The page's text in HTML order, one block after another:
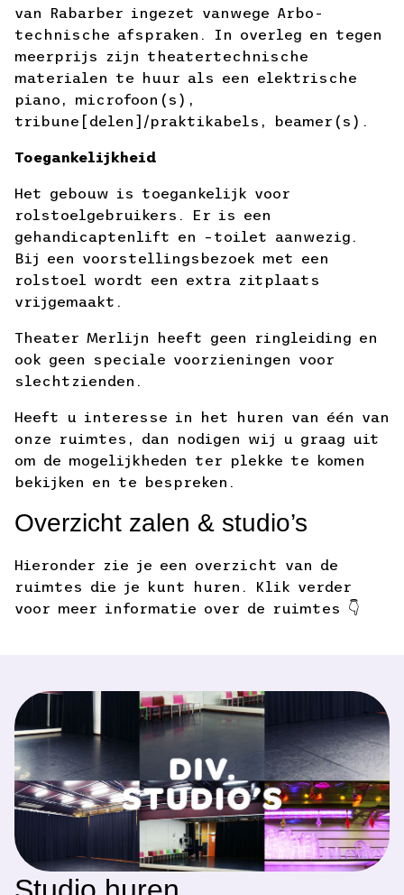
van Rabarber ingezet vanwege Arbo-
technische afspraken. In overleg en tegen
meerprijs zijn theatertechnische
materialen te huur als een elektrische
piano, microfoon(s),
tribune[delen]/praktikabels, beamer(s).
Toegankelijkheid
Het gebouw is toegankelijk voor
rolstoelgebruikers. Er is een
gehandicaptenlift en –toilet aanwezig.
Bij een voorstellingsbezoek met een
rolstoel wordt een extra zitplaats
vrijgemaakt.
Theater Merlijn heeft geen ringleiding en
ook geen speciale voorzieningen voor
slechtzienden.
Heeft u interesse in het huren van één van
onze ruimtes, dan nodigen wij u graag uit
om de mogelijkheden ter plekke te komen
bekijken en te bespreken.
Overzicht zalen & studio’s
Hieronder zie je een overzicht van de
ruimtes die je kunt huren. Klik verder
voor meer informatie over de ruimtes 👇